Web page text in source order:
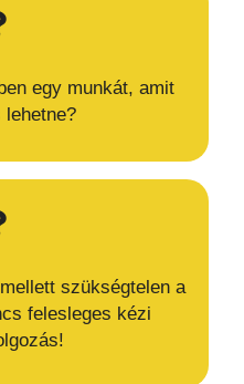
egy munkát, amit
lehetne?
szükségtelen a
felesleges kézi